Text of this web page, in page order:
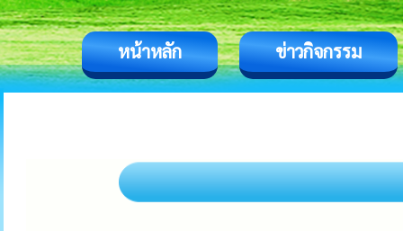
หน้าหลัก ข่าวกิจกรรม